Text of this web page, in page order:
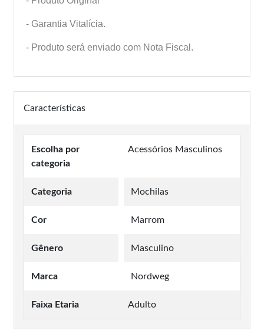
- Garantia Vitalícia.
- Produto será enviado com Nota Fiscal.
Características
Escolha por
categoria
Acessórios Masculinos
Categoria Mochilas
Cor Marrom
Gênero Masculino
Marca Nordweg
Faixa Etaria Adulto